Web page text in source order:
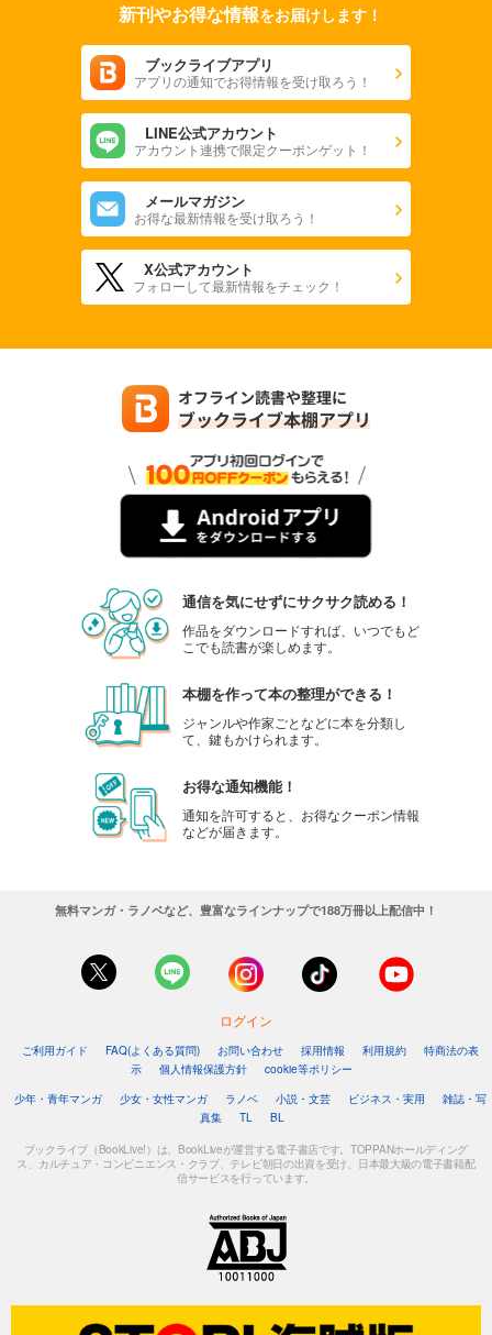
新刊やお得な情報をお届けします！
ブックライブアプリ
アプリの通知でお得情報を受け取ろう！
LINE公式アカウント
アカウント連携で限定クーポンゲット！
メールマガジン
お得な最新情報を受け取ろう！
X公式アカウント
フォローして最新情報をチェック！
通信を気にせずにサクサク読める！
作品をダウンロードすれば、いつでもど
こでも読書が楽しめます。
本棚を作って本の整理ができる！
ジャンルや作家ごとなどに本を分類し
て、鍵もかけられます。
お得な通知機能！
通知を許可すると、お得なクーポン情報
などが届きます。
無料マンガ・ラノベなど、豊富なラインナップで188万冊以上配信中！
ログイン
ご利用ガイド FAQ(よくある質問) お問い合わせ 採用情報 利用規約
特商法の表
示
個人情報保護方針
cookie等ポリシー
少年・青年マンガ
少女・女性マンガ ラノベ 小説・文芸 ビジネス・実用
雑誌・写
真集
TL BL
ブックライブ（BookLive!）は、BookLiveが運営する電子書店です。TOPPANホールディング
ス、カルチュア・コンビニエンス・クラブ、テレビ朝日の出資を受け、日本最大級の電子書籍配
信サービスを行っています。